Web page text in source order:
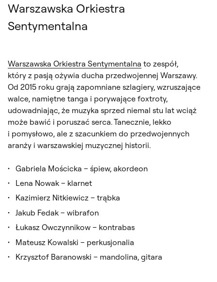
Warszawska Orkiestra
Sentymentalna
Warszawska Orkiestra Sentymentalna to zespół,
który z pasją ożywia ducha przedwojennej Warszawy.
Od 2015 roku grają zapomniane szlagiery, wzruszające
walce, namiętne tanga i porywające foxtroty,
udowadniając, że muzyka sprzed niemal stu lat wciąż
może bawić i poruszać serca. Tanecznie, lekko
i pomysłowo, ale z szacunkiem do przedwojennych
aranży i warszawskiej muzycznej historii.
Gabriela Mościcka – śpiew, akordeon
Lena Nowak – klarnet
Kazimierz Nitkiewicz – trąbka
Jakub Fedak – wibrafon
Łukasz Owczynnikow – kontrabas
Mateusz Kowalski – perkusjonalia
Krzysztof Baranowski – mandolina, gitara